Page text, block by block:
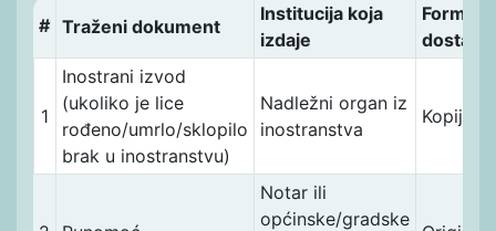
# Traženi dokument
Institucija koja
izdaje
Forma
dostave
1
Inostrani izvod
(ukoliko je lice
rođeno/umrlo/sklopilo
brak u inostranstvu)
Nadležni organ iz
inostranstva
Kopija
Notar ili
općinske/gradske